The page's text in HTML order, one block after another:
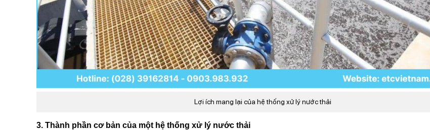
Lợi ích mang lại của hệ thống xử lý nước thải
3. Thành phần cơ bản của một hệ thống xử lý nước thải